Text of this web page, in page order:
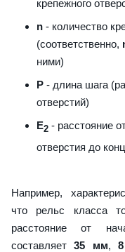
крепежного
n - количество
(соответственно,
ними)
P - длина шага
отверстий)
E2 - расстояние
отверстия до
Например,
что рельс класса
расстояние от
составляет35 мм,